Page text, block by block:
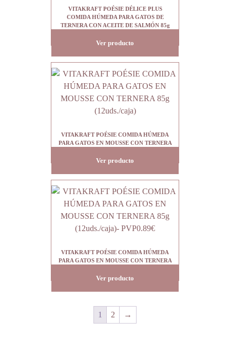
VITAKRAFT POÉSIE DÉLICE PLUS
COMIDA HÚMEDA PARA GATOS DE
TERNERA CON ACEITE DE SALMÓN 85g
Ver producto
VITAKRAFT POÉSIE COMIDA HÚMEDA
PARA GATOS EN MOUSSE CON TERNERA
Ver producto
VITAKRAFT POÉSIE COMIDA HÚMEDA
PARA GATOS EN MOUSSE CON TERNERA
Ver producto
1 2 →